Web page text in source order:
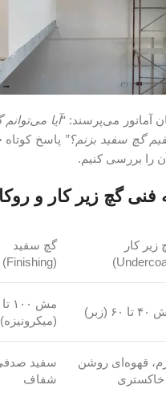
آماتور می‌پرسند:“آیا می‌توانم
گچ سفید بزنم؟” پاسخ کوتاه
را بررسی کنیم.
گچ زیر کار و
زیر کار
گچ سفید
(Finishing)
۶۰ (زبر)
(میکرونیزه)
قهوه‌ای روشن
خاکستری
سفید
شفاف